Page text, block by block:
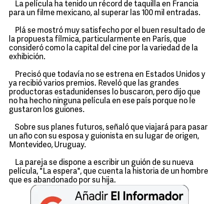
La película ha tenido un récord de taquilla en Francia
para un filme mexicano, al superar las 100 mil entradas.
Plá se mostró muy satisfecho por el buen resultado de
la propuesta fílmica, particularmente en París, que
consideró como la capital del cine por la variedad de la
exhibición.
Precisó que todavía no se estrena en Estados Unidos y
ya recibió varios premios. Reveló que las grandes
productoras estadunidenses lo buscaron, pero dijo que
no ha hecho ninguna película en ese país porque no le
gustaron los guiones.
Sobre sus planes futuros, señaló que viajará para pasar
un año con su esposa y guionista en su lugar de origen,
Montevideo, Uruguay.
La pareja se dispone a escribir un guión de su nueva
película, "La espera", que cuenta la historia de un hombre
que es abandonado por su hija.